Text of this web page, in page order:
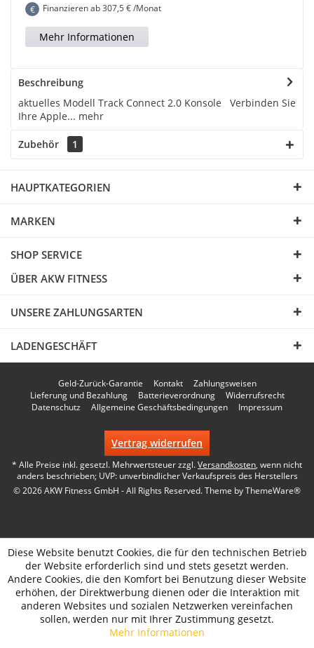
€ Finanzieren ab307,5 € /Monat
Mehr Informationen
Beschreibung
aktuelles Modell Track Connect 2.0 Konsole Verbinden Sie
Ihre Apple... mehr
Zubehör 1
HAUPTKATEGORIEN
MARKEN
SHOP SERVICE
ÜBER AKW FITNESS
UNSERE ZAHLUNGSARTEN
LADENGESCHÄFT
Geld-Zurück-Garantie Kontakt
Zahlungsweisen
Lieferung und Bezahlung
Batterieverordnung
Widerrufsrecht
Datenschutz
Allgemeine Geschäftsbedingungen Impressum
Vertrag widerrufen
* Alle Preise inkl. gesetzl. Mehrwertsteuer zzgl.Versandkosten, wenn nicht
anders beschrieben; UVP: unverbindlicher Verkaufspreis des Herstellers
© 2026 AKW Fitness GmbH - All Rights Reserved. Theme byThemeWare®
Diese Website benutzt Cookies, die für den technischen Betrieb
der Website erforderlich sind und stets gesetzt werden.
Andere Cookies, die den Komfort bei Benutzung dieser Website
erhöhen, der Direktwerbung dienen oder die Interaktion mit
anderen Websites und sozialen Netzwerken vereinfachen
sollen, werden nur mit Ihrer Zustimmung gesetzt.
Mehr Informationen